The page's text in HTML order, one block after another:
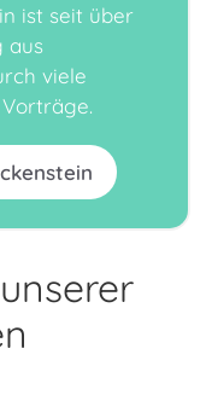
ist seit über
aus
viele